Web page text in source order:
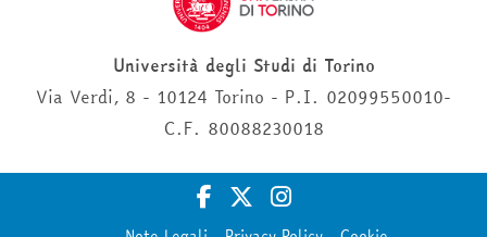
Università degli Studi di Torino
Via Verdi, 8 - 10124 Torino - P.I. 02099550010-
C.F. 80088230018